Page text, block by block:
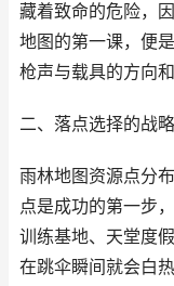
藏着致命的危险，
地图的第一课，便
枪声与载具的方向
二、落点选择的战
雨林地图资源点分
点是成功的第一步
训练基地、天堂度
在跳伞瞬间就会白